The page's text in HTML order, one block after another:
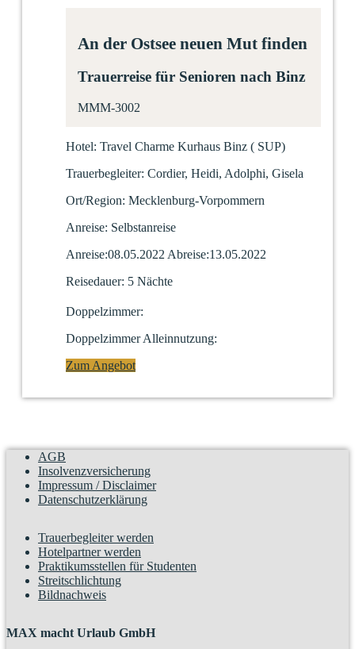
An der Ostsee neuen Mut finden
Trauerreise für Senioren nach Binz
MMM-3002
Hotel: Travel Charme Kurhaus Binz ( SUP)
Trauerbegleiter: Cordier, Heidi, Adolphi, Gisela
Ort/Region: Mecklenburg-Vorpommern
Anreise: Selbstanreise
Anreise:08.05.2022 Abreise:13.05.2022
Reisedauer: 5 Nächte
Doppelzimmer:
Doppelzimmer Alleinnutzung:
Zum Angebot
AGB
Insolvenzversicherung
Impressum / Disclaimer
Datenschutzerklärung
Trauerbegleiter werden
Hotelpartner werden
Praktikumsstellen für Studenten
Streitschlichtung
Bildnachweis
MAX macht Urlaub GmbH